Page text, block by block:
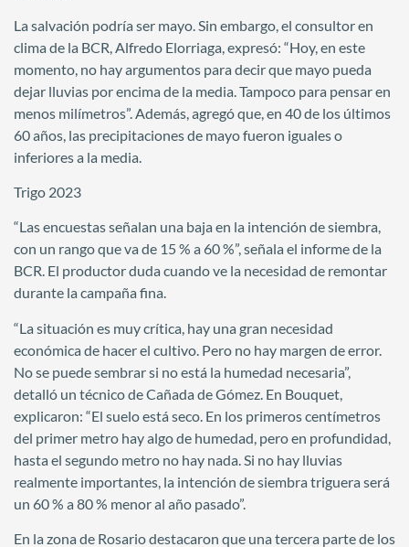
La salvación podría ser mayo. Sin embargo, el consultor en
clima de la BCR, Alfredo Elorriaga, expresó: “Hoy, en este
momento, no hay argumentos para decir que mayo pueda
dejar lluvias por encima de la media. Tampoco para pensar en
menos milímetros”. Además, agregó que, en 40 de los últimos
60 años, las precipitaciones de mayo fueron iguales o
inferiores a la media.
Trigo 2023
“Las encuestas señalan una baja en la intención de siembra,
con un rango que va de 15 % a 60 %”, señala el informe de la
BCR. El productor duda cuando ve la necesidad de remontar
durante la campaña fina.
“La situación es muy crítica, hay una gran necesidad
económica de hacer el cultivo. Pero no hay margen de error.
No se puede sembrar si no está la humedad necesaria”,
detalló un técnico de Cañada de Gómez. En Bouquet,
explicaron: “El suelo está seco. En los primeros centímetros
del primer metro hay algo de humedad, pero en profundidad,
hasta el segundo metro no hay nada. Si no hay lluvias
realmente importantes, la intención de siembra triguera será
un 60 % a 80 % menor al año pasado”.
En la zona de Rosario destacaron que una tercera parte de los